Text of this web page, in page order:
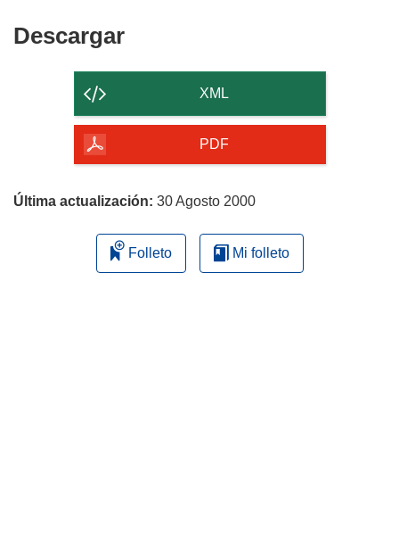
DescargarDescargar
contenido
de
página
XML
PDF
Última actualización: 30 Agosto 2000
Folleto Mi folleto